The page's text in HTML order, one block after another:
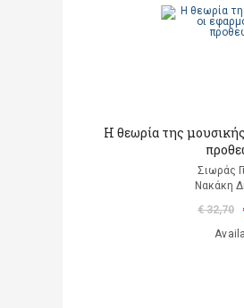
Η θεωρία της
Σιωράς
Νακάκη
€ 32,70